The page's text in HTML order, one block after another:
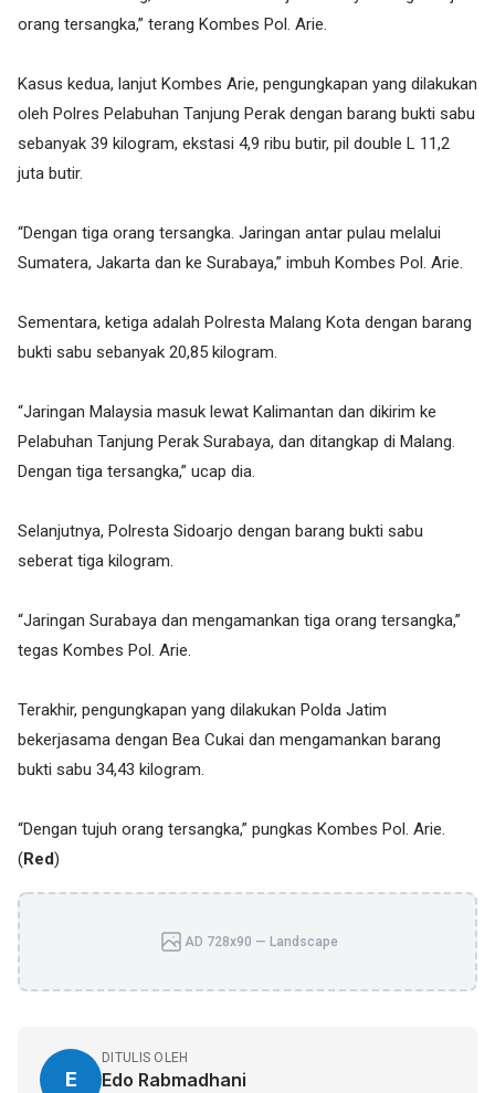
orang tersangka,” terang Kombes Pol. Arie.
Kasus kedua, lanjut Kombes Arie, pengungkapan yang dilakukan
oleh Polres Pelabuhan Tanjung Perak dengan barang bukti sabu
sebanyak 39 kilogram, ekstasi 4,9 ribu butir, pil double L 11,2
juta butir.
“Dengan tiga orang tersangka. Jaringan antar pulau melalui
Sumatera, Jakarta dan ke Surabaya,” imbuh Kombes Pol. Arie.
Sementara, ketiga adalah Polresta Malang Kota dengan barang
bukti sabu sebanyak 20,85 kilogram.
“Jaringan Malaysia masuk lewat Kalimantan dan dikirim ke
Pelabuhan Tanjung Perak Surabaya, dan ditangkap di Malang.
Dengan tiga tersangka,” ucap dia.
Selanjutnya, Polresta Sidoarjo dengan barang bukti sabu
seberat tiga kilogram.
“Jaringan Surabaya dan mengamankan tiga orang tersangka,”
tegas Kombes Pol. Arie.
Terakhir, pengungkapan yang dilakukan Polda Jatim
bekerjasama dengan Bea Cukai dan mengamankan barang
bukti sabu 34,43 kilogram.
“Dengan tujuh orang tersangka,” pungkas Kombes Pol. Arie.
(Red)
AD 728x90 — Landscape
E
DITULIS OLEH
Edo Rabmadhani